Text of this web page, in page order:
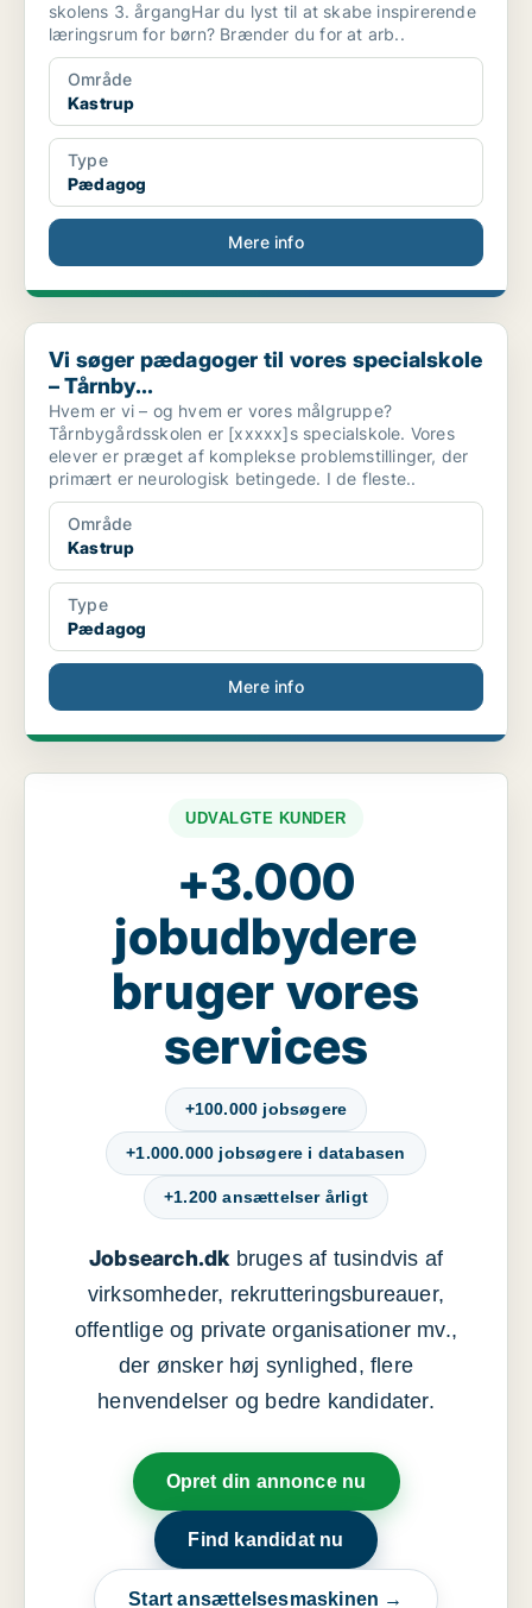
skolens 3. årgangHar du lyst til at skabe inspirerende
læringsrum for børn? Brænder du for at arb..
Område
Kastrup
Type
Pædagog
Mere info
Vi søger pædagoger til vores specialskole – Tårnby...
Vi søger pædagoger til vores specialskole
– Tårnby...
Hvem er vi – og hvem er vores målgruppe?
Tårnbygårdsskolen er [xxxxx]s specialskole. Vores
elever er præget af komplekse problemstillinger, der
primært er neurologisk betingede. I de fleste..
Område
Kastrup
Type
Pædagog
Mere info
UDVALGTE KUNDER
+3.000
jobudbydere
bruger vores
services
+100.000 jobsøgere
+1.000.000 jobsøgere i databasen
+1.200 ansættelser årligt
Jobsearch.dkbruges af tusindvis af
virksomheder, rekrutteringsbureauer,
offentlige og private organisationer mv.,
der ønsker høj synlighed, flere
henvendelser og bedre kandidater.
Opret din annonce nu
Find kandidat nu
Start ansættelsesmaskinen →